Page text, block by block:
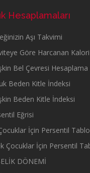
Hesaplamaları
Aşı Takvimi
Göre Harcanan Kalori
Bel Çevresi Hesaplama
Beden Kitle İndeksi
Beden Kitle İndeksi
Eğrisi
İçin Persentil
Çocuklar İçin Persentil
DÖNEMİ